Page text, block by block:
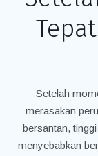
Setelah
merasakan
bersantan,
menyebabkan